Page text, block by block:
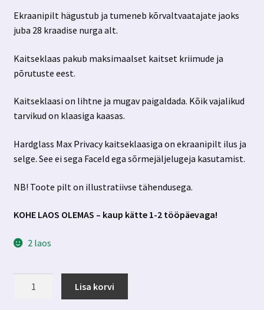
Ekraanipilt hägustub ja tumeneb kõrvaltvaatajate jaoks
juba 28 kraadise nurga alt.
Kaitseklaas pakub maksimaalset kaitset kriimude ja
põrutuste eest.
Kaitseklaasi on lihtne ja mugav paigaldada. Kõik vajalikud
tarvikud on klaasiga kaasas.
Hardglass Max Privacy kaitseklaasiga on ekraanipilt ilus ja
selge. See ei sega FaceId ega sõrmejäljelugeja kasutamist.
NB! Toote pilt on illustratiivse tähendusega.
KOHE LAOS OLEMAS – kaup kätte 1-2 tööpäevaga!
2 laos
Lisa korvi